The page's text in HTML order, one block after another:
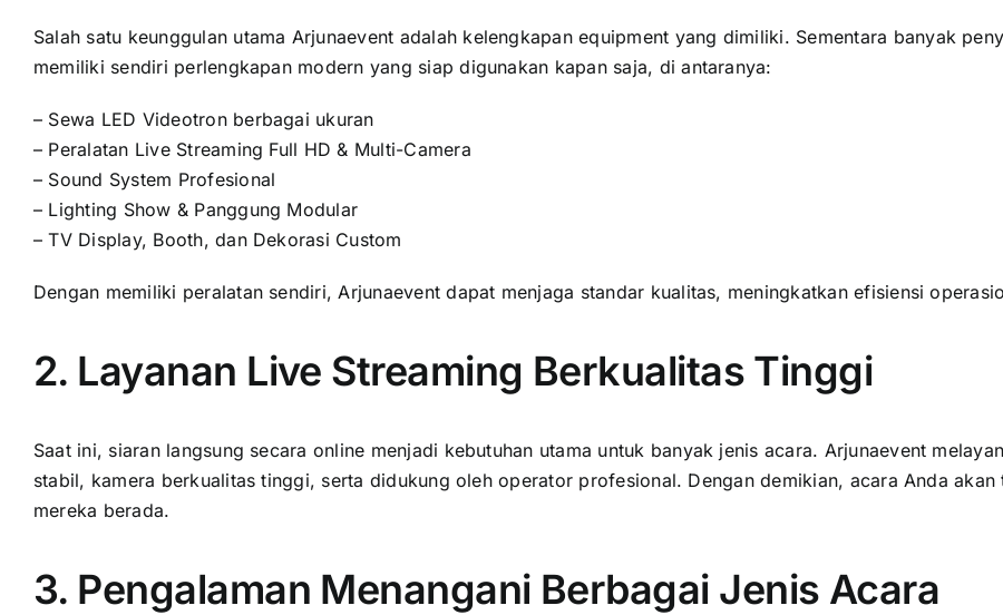
Salah satu keunggulan utama Arjunaevent adalah kelengkapan equipment yang dimiliki. Sementara banyak
memiliki sendiri perlengkapan modern yang siap digunakan kapan saja, di antaranya:
– Sewa LED Videotron berbagai ukuran
– Peralatan Live Streaming Full HD & Multi-Camera
– Sound System Profesional
– Lighting Show & Panggung Modular
– TV Display, Booth, dan Dekorasi Custom
Dengan memiliki peralatan sendiri, Arjunaevent dapat menjaga standar kualitas, meningkatkan efisiensi
2. Layanan Live Streaming Berkualitas Tinggi
Saat ini, siaran langsung secara online menjadi kebutuhan utama untuk banyak jenis acara. Arjunaevent
stabil, kamera berkualitas tinggi, serta didukung oleh operator profesional. Dengan demikian, acara Anda
mereka berada.
3. Pengalaman Menangani Berbagai Jenis Acara